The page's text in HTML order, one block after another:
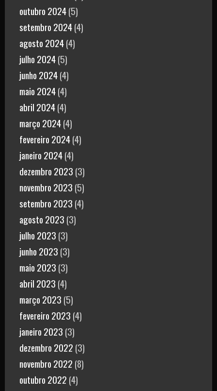
outubro 2024(5)
setembro 2024(4)
agosto 2024(4)
julho 2024(5)
junho 2024(4)
maio 2024(4)
abril 2024(4)
março 2024(4)
fevereiro 2024(4)
janeiro 2024(4)
dezembro 2023 (3)
novembro 2023 (5)
setembro 2023 (4)
agosto 2023 (3)
julho 2023 (3)
junho 2023 (3)
maio 2023 (3)
abril 2023 (4)
março 2023 (5)
fevereiro 2023 (4)
janeiro 2023 (3)
dezembro 2022 (3)
novembro 2022 (8)
outubro 2022 (4)